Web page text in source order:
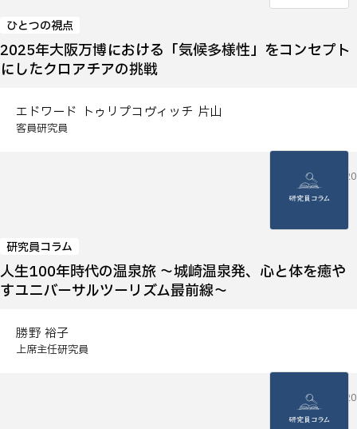
ひとつの視点
2025年大阪万博における「気候多様性」をコンセプト
にしたクロアチアの挑戦
エドワード トゥリプコヴィッチ 片山
客員研究員
2026.05.20
研究員コラム
人生100年時代の温泉旅 ～城崎温泉発、心と体を癒や
すユニバーサルツーリズム最前線～
勝野 裕子
上席主任研究員
2026.05.20